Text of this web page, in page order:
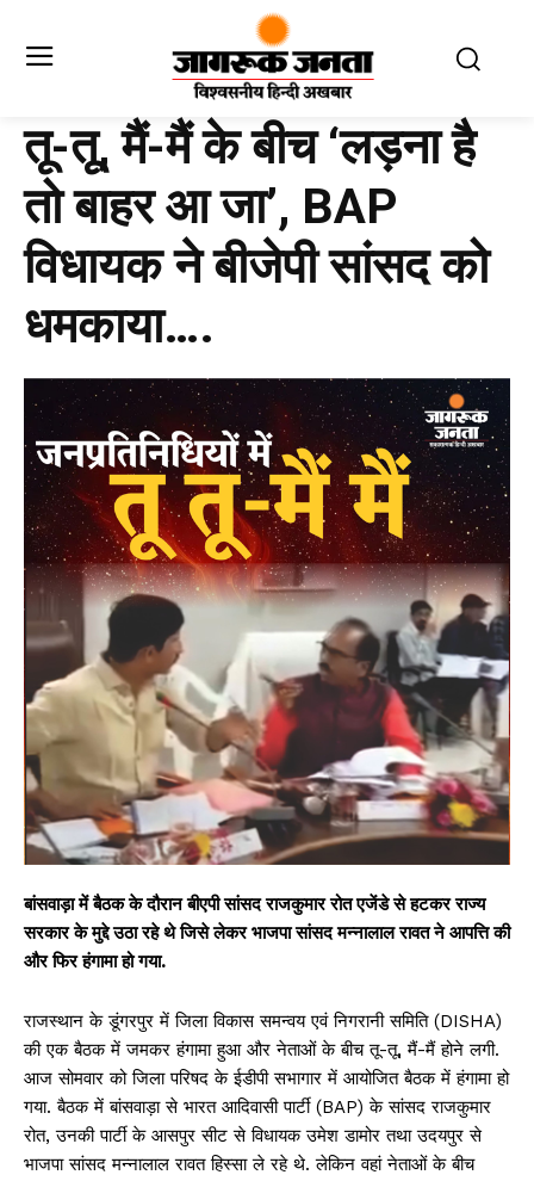
तू-तू, मैं-मैं के बीच ‘लड़ना है
तो बाहर आ जा’, BAP
विधायक ने बीजेपी सांसद को
धमकाया….
बांसवाड़ा में बैठक के दौरान बीएपी सांसद राजकुमार रोत एजेंडे से हटकर राज्य
सरकार के मुद्दे उठा रहे थे जिसे लेकर भाजपा सांसद मन्नालाल रावत ने आपत्ति की
और फिर हंगामा हो गया.
राजस्थान के डूंगरपुर में जिला विकास समन्वय एवं निगरानी समिति (DISHA)
की एक बैठक में जमकर हंगामा हुआ और नेताओं के बीच तू-तू, मैं-मैं होने लगी.
आज सोमवार को जिला परिषद के ईडीपी सभागार में आयोजित बैठक में हंगामा हो
गया. बैठक में बांसवाड़ा से भारत आदिवासी पार्टी (BAP) के सांसद राजकुमार
रोत, उनकी पार्टी के आसपुर सीट से विधायक उमेश डामोर तथा उदयपुर से
भाजपा सांसद मन्नालाल रावत हिस्सा ले रहे थे. लेकिन वहां नेताओं के बीच